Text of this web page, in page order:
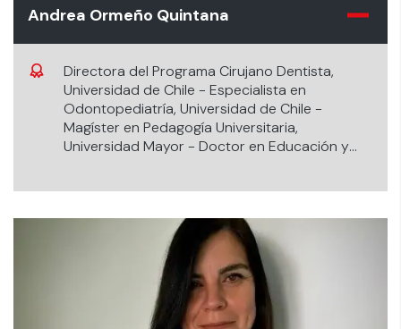
Andrea Ormeño Quintana
Directora del Programa Cirujano Dentista,
Universidad de Chile - Especialista en
Odontopediatría, Universidad de Chile -
Magíster en Pedagogía Universitaria,
Universidad Mayor - Doctor en Educación y